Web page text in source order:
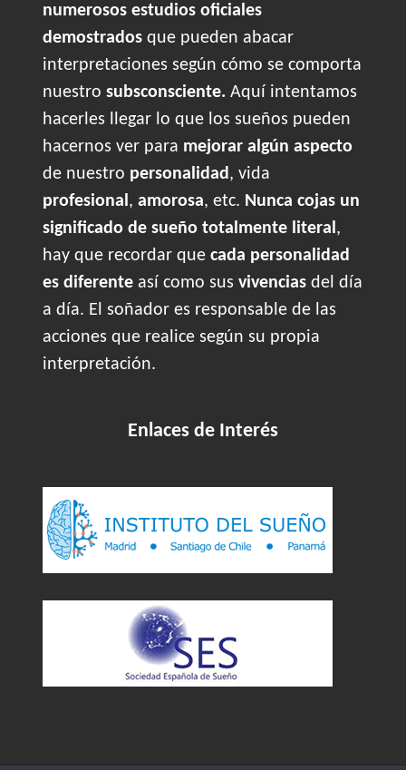
numerosos estudios oficiales
demostrados que pueden abacar
interpretaciones según cómo se comporta
nuestro subsconsciente. Aquí intentamos
hacerles llegar lo que los sueños pueden
hacernos ver para mejorar algún aspecto
de nuestro personalidad, vida
profesional, amorosa, etc. Nunca cojas un
significado de sueño totalmente literal,
hay que recordar que cada personalidad
es diferente así como sus vivencias del día
a día. El soñador es responsable de las
acciones que realice según su propia
interpretación.
Enlaces de Interés